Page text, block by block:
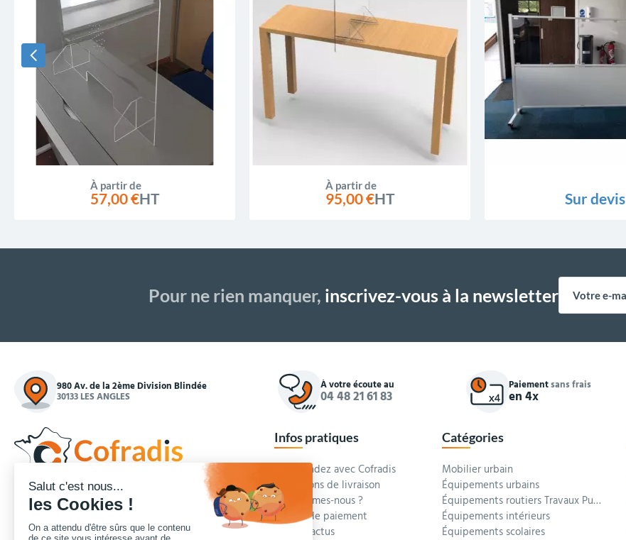
À partir de
57,00 €HT
À partir de
95,00 €HT Sur devis
Pour ne rien manquer, inscrivez-vous à la newsletter
980 Av. de la 2ème Division Blindée
30133 LES ANGLES
À votre écoute au
04 48 21 61 83
Paiementsans frais
en 4x
Concepteur et fournisseur de mobilier urbain,
Cofradis répond aux besoins d'équipements des
services des collectivités locales, des entreprises
Infos pratiques
Commandez avec Cofradis
Conditions de livraison
Qui sommes-nous ?
Modes de paiement
Blog et actus
Catégories
Mobilier urbain
Équipements urbains
Équipements routiers Travaux Publics
Équipements intérieurs
Équipements scolaires